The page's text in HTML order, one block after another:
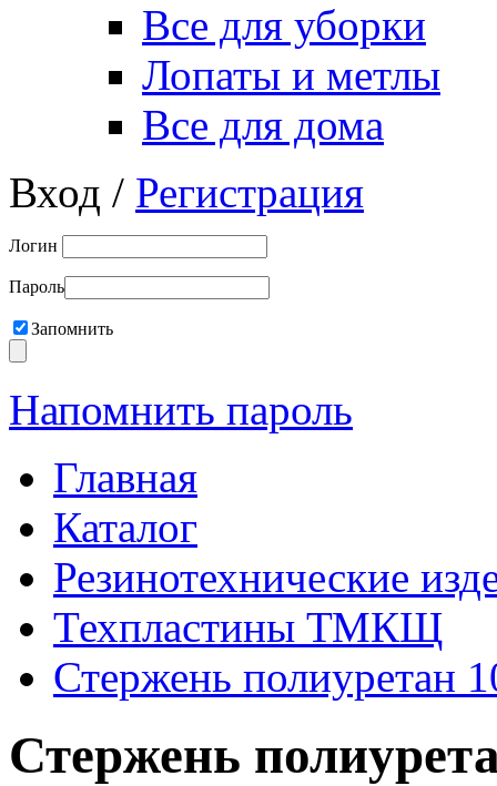
Все для уборки
Лопаты и метлы
Все для дома
Вход / Регистрация
Логин
Пароль
Запомнить
Напомнить пароль
Главная
Каталог
Резинотехнические
Техпластины ТМКЩ
Стержень полиуретан
Стержень